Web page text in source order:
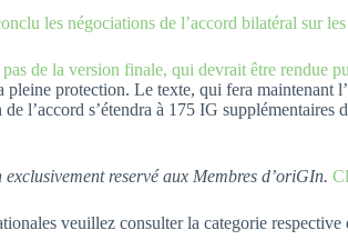
les négociations de l’accord bilatéral sur
de la version finale, qui devrait être rendue
pleine protection. Le texte, qui fera
l’accord s’étendra à 175 IG
reservé aux Membres d’oriGIn.
veuillez consulter la categorie respective